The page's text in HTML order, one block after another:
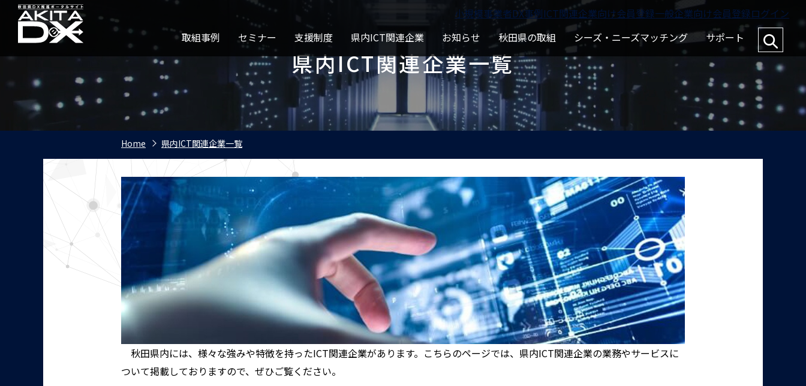
⼩規模事業者DX事例ICT関連企業向け会員登録一般企業向け会員登録ログイン
取組事例
セミナー 支援制度 県内ICT関連企業 お知らせ 秋田県の取組 シーズ・ニーズマッチング サポート
県内ICT関連企業一覧
Home 県内ICT関連企業一覧
秋田県内には、様々な強みや特徴を持ったICT関連企業があります。こちらのページでは、県内ICT関連企業の業務やサービスに
ついて掲載しておりますので、ぜひご覧ください。